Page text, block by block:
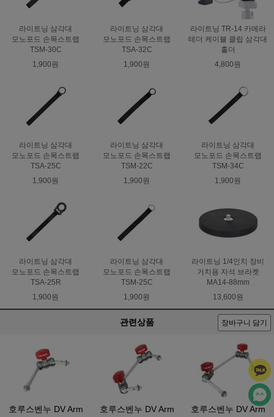
라이트닝 삼각대
모노포드 손목스트랩
TSM-30C
1,900원
라이트닝 삼각대
모노포드 손목스트랩
TSA-32C
1,900원
라이트닝 TR-14 카메라
테더 케이블 클립 삼각대
홀더
4,800원
라이트닝 삼각대
모노포드 손목스트랩
TSA-25C
1,900원
라이트닝 삼각대
모노포드 손목스트랩
TSM-22C
1,900원
라이트닝 삼각대
모노포드 손목스트랩
TSM-34C
1,900원
라이트닝 삼각대
모노포드 손목스트랩
TSA-25R
1,900원
라이트닝 삼각대
모노포드 손목스트랩
TSM-25C
1,900원
라이트닝 1/4인치 장비
거치용 자석 브라켓
MA14-88mm
13,600원
관련상품 장바구니 담기
호루스벤누 DV Arm
호루스벤누 DV Arm
호루스벤누 DV Arm